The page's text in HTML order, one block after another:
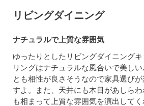
リビングダイニング
ナチュラルで上質な雰囲気
ゆったりとしたリビングダイニング
リングはナチュラルな風合いで美し
とも相性が良さそうなので家具選び
すよ。また、天井にも木目があしら
も相まって上質な雰囲気を演出して